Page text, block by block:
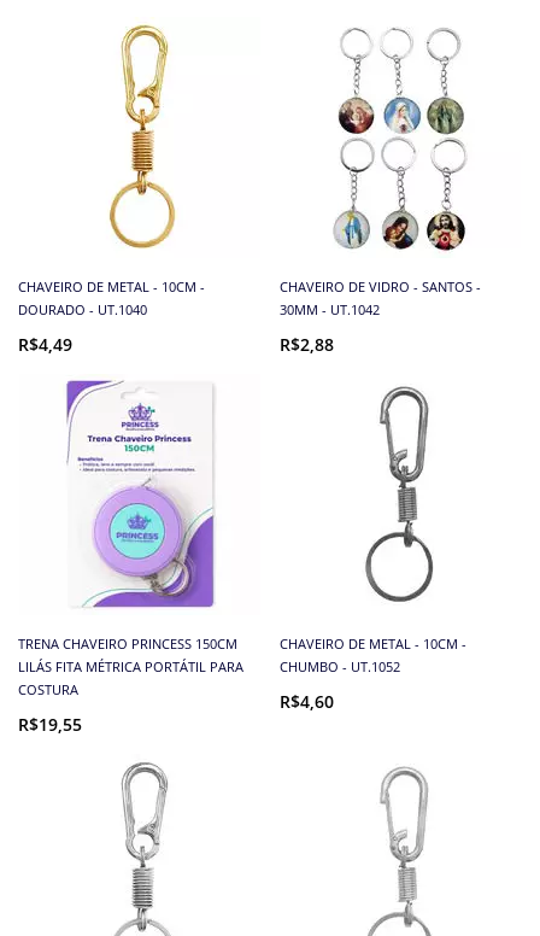
CHAVEIRO DE METAL - 10CM -
DOURADO - UT.1040
R$4,49
CHAVEIRO DE VIDRO - SANTOS -
30MM - UT.1042
R$2,88
TRENA CHAVEIRO PRINCESS 150CM
LILÁS FITA MÉTRICA PORTÁTIL PARA
COSTURA
R$19,55
CHAVEIRO DE METAL - 10CM -
CHUMBO - UT.1052
R$4,60